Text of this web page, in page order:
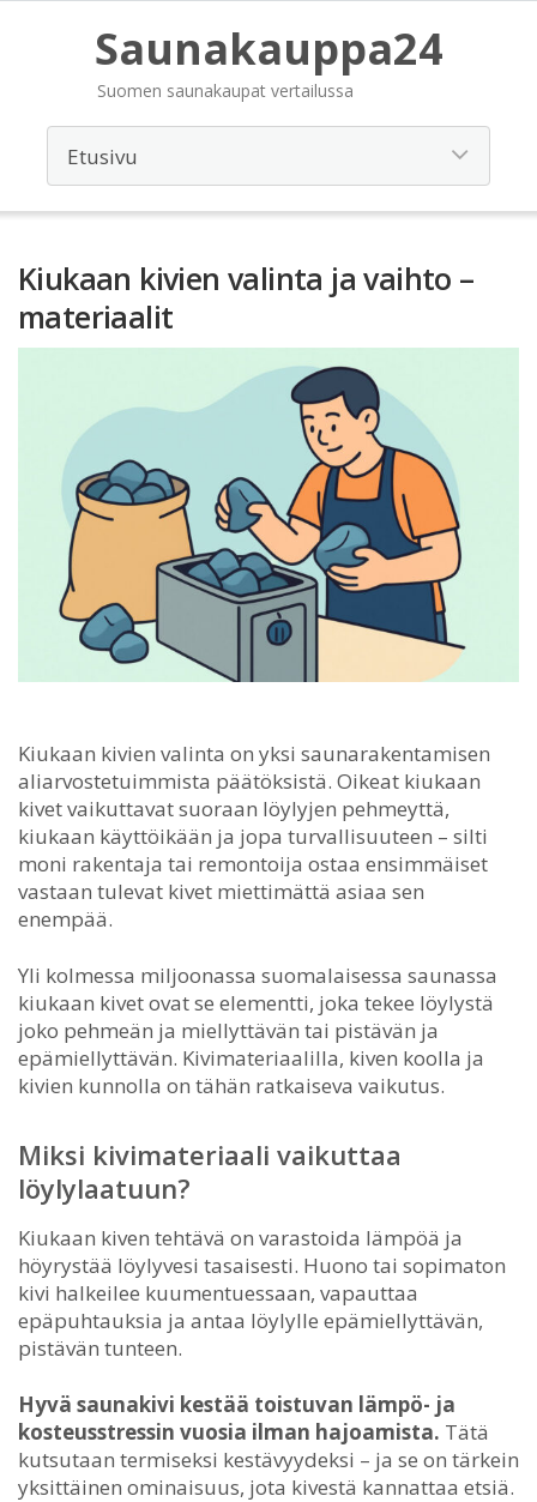
Saunakauppa24
Suomen saunakaupat vertailussa
Kiukaan kivien valinta ja vaihto –
materiaalit
Kiukaan kivien valinta on yksi saunarakentamisen
aliarvostetuimmista päätöksistä. Oikeat kiukaan
kivet vaikuttavat suoraan löylyjen pehmeyttä,
kiukaan käyttöikään ja jopa turvallisuuteen – silti
moni rakentaja tai remontoija ostaa ensimmäiset
vastaan tulevat kivet miettimättä asiaa sen
enempää.
Yli kolmessa miljoonassa suomalaisessa saunassa
kiukaan kivet ovat se elementti, joka tekee löylystä
joko pehmeän ja miellyttävän tai pistävän ja
epämiellyttävän. Kivimateriaalilla, kiven koolla ja
kivien kunnolla on tähän ratkaiseva vaikutus.
Miksi kivimateriaali vaikuttaa
löylylaatuun?
Kiukaan kiven tehtävä on varastoida lämpöä ja
höyrystää löylyvesi tasaisesti. Huono tai sopimaton
kivi halkeilee kuumentuessaan, vapauttaa
epäpuhtauksia ja antaa löylylle epämiellyttävän,
pistävän tunteen.
Hyvä saunakivi kestää toistuvan lämpö- ja
kosteusstressin vuosia ilman hajoamista. Tätä
kutsutaan termiseksi kestävyydeksi – ja se on tärkein
yksittäinen ominaisuus, jota kivestä kannattaa etsiä.